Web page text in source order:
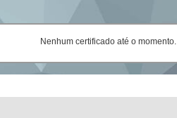
Nenhum certificado até o momento.